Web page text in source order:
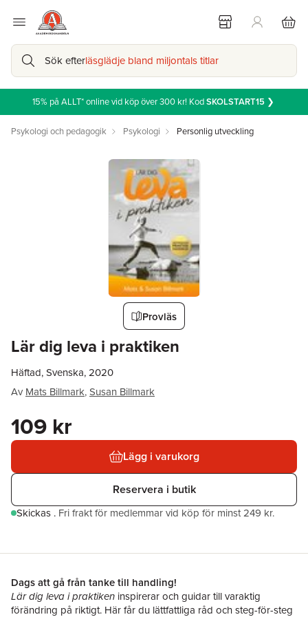
Sök efterläsglädje bland miljontals titlar
15% på ALLT* online vid köp över 300 kr! KodSKOLSTART15❯
Psykologi och pedagogik Psykologi Personlig utveckling
Provläs
Lär dig leva i praktiken
Häftad, Svenska, 2020
Av Mats Billmark,Susan Billmark
109 kr
Lägg i varukorg
Reservera i butik
Skickas . Fri frakt för medlemmar vid köp för minst 249 kr.
Dags att gå från tanke till handling!
Lär dig leva i praktiken inspirerar och guidar till varaktig
förändring på riktigt. Här får du lättfattliga råd och steg-för-steg